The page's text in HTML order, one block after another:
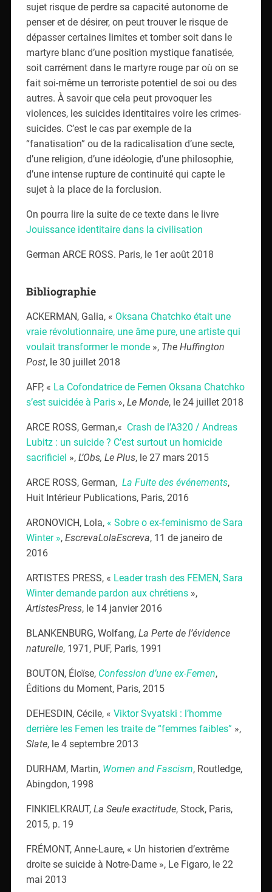
sujet risque de perdre sa capacité autonome de
penser et de désirer, on peut trouver le risque de
dépasser certaines limites et tomber soit dans le
martyre blanc d’une position mystique fanatisée,
soit carrément dans le martyre rouge par où on se
fait soi-même un terroriste potentiel de soi ou des
autres. À savoir que cela peut provoquer les
violences, les suicides identitaires voire les crimes-
suicides. C’est le cas par exemple de la
“fanatisation” ou de la radicalisation d’une secte,
d’une religion, d’une idéologie, d’une philosophie,
d’une intense rupture de continuité qui capte le
sujet à la place de la forclusion.
On pourra lire la suite de ce texte dans le livre
Jouissance identitaire dans la civilisation
German ARCE ROSS. Paris, le 1er août 2018
Bibliographie
ACKERMAN, Galia, « Oksana Chatchko était une
vraie révolutionnaire, une âme pure, une artiste qui
voulait transformer le monde», The Huffington
Post, le 30 juillet 2018
AFP, « La Cofondatrice de Femen Oksana Chatchko
s’est suicidée à Paris», Le Monde, le 24 juillet 2018
ARCE ROSS, German,« Crash de l’A320 / Andreas
Lubitz : un suicide ? C’est surtout un homicide
sacrificiel », L’Obs, Le Plus, le 27 mars 2015
ARCE ROSS, German, La Fuite des événements,
Huit Intérieur Publications, Paris, 2016
ARONOVICH, Lola, « Sobre o ex-feminismo de Sara
Winter », EscrevaLolaEscreva, 11 de janeiro de
2016
ARTISTES PRESS, « Leader trash des FEMEN, Sara
Winter demande pardon aux chrétiens»,
ArtistesPress, le 14 janvier 2016
BLANKENBURG, Wolfang, La Perte de l’évidence
naturelle, 1971, PUF, Paris, 1991
BOUTON, Éloïse, Confession d’une ex-Femen,
Éditions du Moment, Paris, 2015
DEHESDIN, Cécile, « Viktor Svyatski : l’homme
derrière les Femen les traite de “femmes faibles” »,
Slate, le 4 septembre 2013
DURHAM, Martin, Women and Fascism, Routledge,
Abingdon, 1998
FINKIELKRAUT, La Seule exactitude, Stock, Paris,
2015, p. 19
FRÉMONT, Anne-Laure, « Un historien d’extrême
droite se suicide à Notre-Dame », Le Figaro, le 22
mai 2013